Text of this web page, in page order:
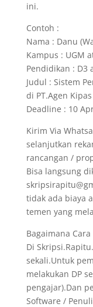
ini.
Contoh :
Nama : Danu
Kampus : UGM
Pendidikan : D3
Judul : Sistem
di PT.Agen
Deadline : 10
Kirim Via
selanjutkan
rancangan /
Bisa langsung
tidak ada biaya
temen yang
Bagaimana
Di
sekali.Untuk
melakukan DP
pengajar).Dan
Software /